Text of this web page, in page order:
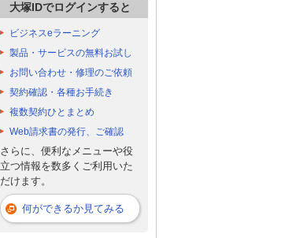
大塚IDでログインすると
ビジネスeラーニング
製品・サービスの無料お試し
お問い合わせ・修理のご依頼
契約確認・各種お手続き
複数契約ひとまとめ
Web請求書の発行、ご確認
さらに、便利なメニューや役
立つ情報を数多くご利用いた
だけます。
何ができるか見てみる